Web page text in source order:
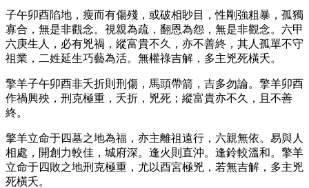
子午卯酉陷地，瘦而有傷殘，或破相眇目，性剛強粗暴，孤獨
寡合，無是非觀念。視親為疏，翻恩為怨，無是非觀念。六甲
六庚生人，必有兇禍，縱富貴不久，亦不善終，其人孤單不守
祖業，二姓延生巧藝為活。無權祿吉解，多主兇死橫夭。
擎羊子午卯酉非夭折則刑傷，馬頭帶箭，吉多勿論。擎羊卯酉
作禍興殃，刑克極重，夭折，兇死；縱富貴亦不久，且不善
終。
擎羊立命于四墓之地為福，亦主離祖遠行，六親無依。易與人
相處，開創力較佳，城府深。逢火則直沖。逢鈴較溫和。擎羊
立命于四敗之地刑克極重，尤以酉宮極兇，若無吉解，多主兇
死橫夭。